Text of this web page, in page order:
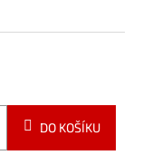
DO KOŠÍKU